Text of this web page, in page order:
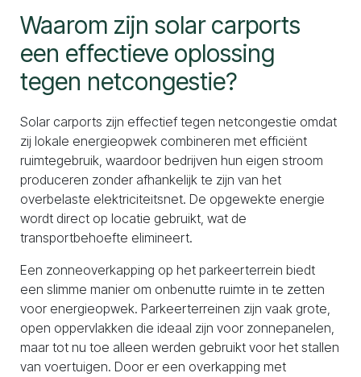
Waarom zijn solar carports
een effectieve oplossing
tegen netcongestie?
Solar carports zijn effectief tegen netcongestie omdat
zij lokale energieopwek combineren met efficiënt
ruimtegebruik, waardoor bedrijven hun eigen stroom
produceren zonder afhankelijk te zijn van het
overbelaste elektriciteitsnet. De opgewekte energie
wordt direct op locatie gebruikt, wat de
transportbehoefte elimineert.
Een zonneoverkapping op het parkeerterrein biedt
een slimme manier om onbenutte ruimte in te zetten
voor energieopwek. Parkeerterreinen zijn vaak grote,
open oppervlakken die ideaal zijn voor zonnepanelen,
maar tot nu toe alleen werden gebruikt voor het stallen
van voertuigen. Door er een overkapping met